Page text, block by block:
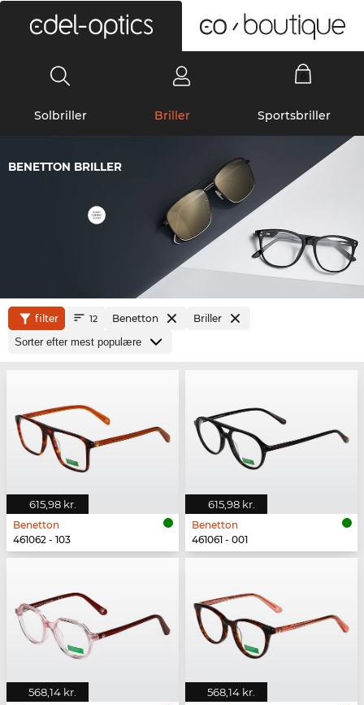
Solbriller Briller Sportsbriller
BENETTON BRILLER
filter 12 Benetton Briller
615,98 kr.
Benetton
461062 - 103
615,98 kr.
Benetton
461061 - 001
568,14 kr. 568,14 kr.